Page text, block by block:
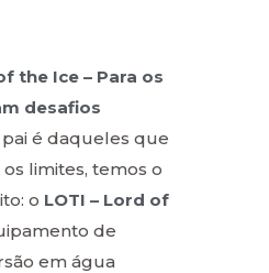
the Ice – Para os
desafios
é daqueles que
limites, temos o
o LOTI – Lord of
de
em água